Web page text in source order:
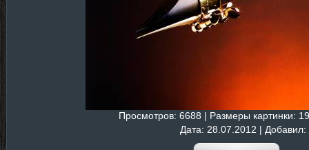
Просмотров: 6688 | Размеры картинки:
Дата: 28.07.2012 | Добавил: